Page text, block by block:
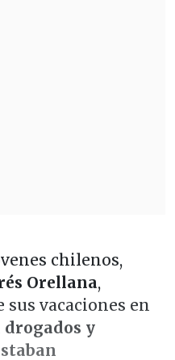
chilenos,
Orellana,
vacaciones en
drogados y